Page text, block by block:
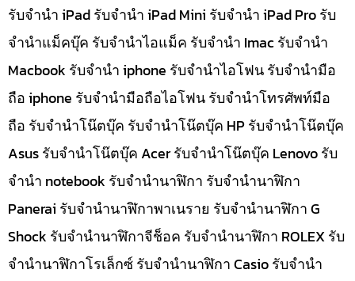
รับจำนำ iPad รับจำนำ iPad Mini รับจำนำ iPad Pro รับ
จำนำแม็คบุ๊ค รับจำนำไอแม็ค รับจำนำ Imac รับจำนำ
Macbook รับจำนำ iphone รับจำนำไอโฟน รับจำนำมือ
ถือ iphone รับจำนำมือถือไอโฟน รับจำนำโทรศัพท์มือ
ถือ รับจำนำโน๊ตบุ๊ค รับจำนำโน๊ตบุ๊ค HP รับจำนำโน๊ตบุ๊ค
Asus รับจำนำโน๊ตบุ๊ค Acer รับจำนำโน๊ตบุ๊ค Lenovo รับ
จำนำ notebook รับจำนำนาฬิกา รับจำนำนาฬิกา
Panerai รับจำนำนาฬิกาพาเนราย รับจำนำนาฬิกา G
Shock รับจำนำนาฬิกาจีช็อค รับจำนำนาฬิกา ROLEX รับ
จำนำนาฬิกาโรเล็กซ์ รับจำนำนาฬิกา Casio รับจำนำ